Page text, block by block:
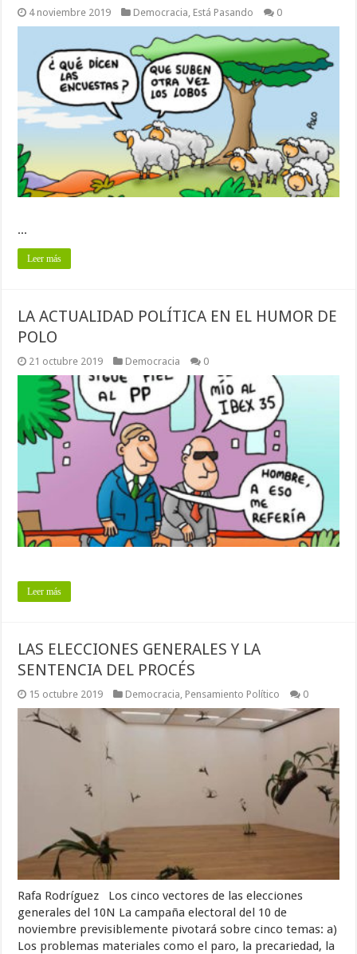
4 noviembre 2019 Democracia Está Pasando 0
...
Leer más
LA ACTUALIDAD POLÍTICA EN EL HUMOR DE
POLO
21 octubre 2019 Democracia 0
Leer más
LAS ELECCIONES GENERALES Y LA
SENTENCIA DEL PROCÉS
15 octubre 2019 Democracia, Pensamiento Político 0
Rafa Rodríguez Los cinco vectores de las elecciones
generales del 10N La campaña electoral del 10 de
noviembre previsiblemente pivotará sobre cinco temas: a)
Los problemas materiales como el paro, la precariedad, la